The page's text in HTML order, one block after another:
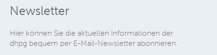
Newsletter
Hier können Sie die aktuellen Informationen der
dhpg bequem per E-Mail-Newsletter abonnieren.